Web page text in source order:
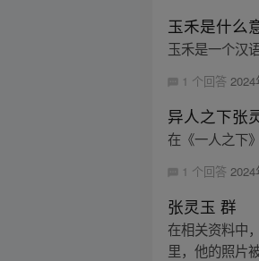
玉禾是什么
玉禾是一个汉
1 个回答
异人之下张
在《一人之下
1 个回答
张灵玉 群
在相关资料中
里，他的照片